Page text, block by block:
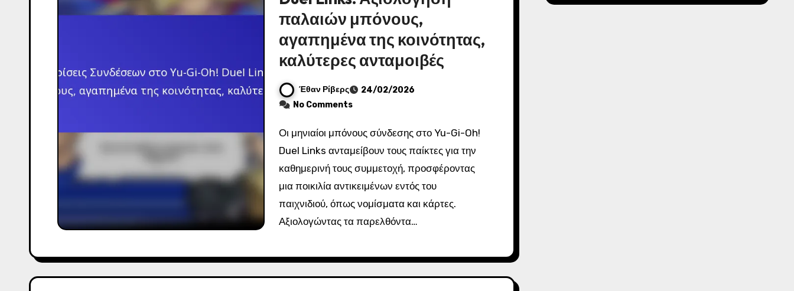
παλαιών μπόνους,
αγαπημένα της κοινότητας,
καλύτερες ανταμοιβές
Έθαν Ρίβερς
24/02/2026
No Comments
Οι μηνιαίοι μπόνους σύνδεσης στο Yu-Gi-Oh!
Duel Links ανταμείβουν τους παίκτες για την
καθημερινή τους συμμετοχή, προσφέροντας
μια ποικιλία αντικειμένων εντός του
παιχνιδιού, όπως νομίσματα και κάρτες.
Αξιολογώντας τα παρελθόντα…